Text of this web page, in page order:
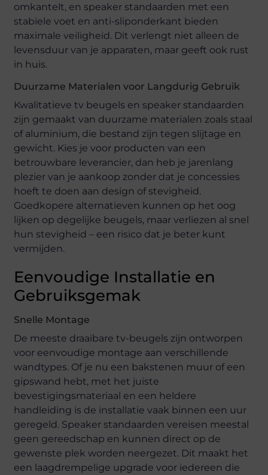
omkantelt, en speaker standaarden met een
stabiele voet en anti-sliponderkant bieden
maximale veiligheid. Dit verlengt niet alleen de
levensduur van je apparaten, maar geeft ook rust
in huis.
Duurzame Materialen voor Langdurig Gebruik
Kwalitatieve tv beugels en speaker standaarden
zijn gemaakt van duurzame materialen zoals staal
of aluminium, die bestand zijn tegen slijtage en
gewicht. Kies je voor producten van een
betrouwbare leverancier, dan heb je jarenlang
plezier van je aankoop zonder dat je concessies
hoeft te doen aan design of stevigheid.
Goedkopere alternatieven kunnen op het oog
lijken op degelijke beugels, maar verliezen al snel
hun stevigheid – een risico dat je beter kunt
vermijden.
Eenvoudige Installatie en
Gebruiksgemak
Snelle Montage
De meeste draaibare tv-beugels zijn ontworpen
voor eenvoudige montage aan verschillende
wandtypes. Of je nu een bakstenen muur of een
gipswand hebt, met het juiste
bevestigingsmateriaal en een heldere
handleiding is de installatie vaak binnen een uur
geregeld. Speaker standaarden vereisen meestal
geen gereedschap en kunnen direct op de
gewenste plek worden neergezet. Dit maakt het
een laagdrempelige upgrade voor iedereen die